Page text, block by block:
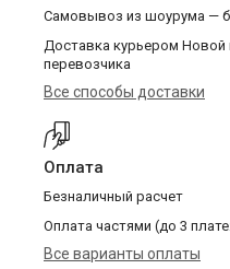
Самовывоз из шоурума —
Доставка курьером
перевозчика
Все способы доставки
Оплата
Безналичный расчет
Оплата частями (до 3
Все варианты оплаты